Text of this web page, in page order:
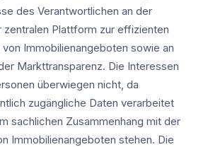
des Verantwortlichen an der
zentralen Plattform zur effizienten
Immobilienangeboten sowie an
Markttransparenz. Die Interessen
überwiegen nicht, da
zugängliche Daten verarbeitet
sachlichen Zusammenhang mit der
Immobilienangeboten stehen. Die